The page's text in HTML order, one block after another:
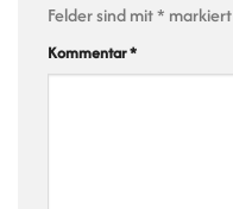
Felder sind mit* markiert
Kommentar*